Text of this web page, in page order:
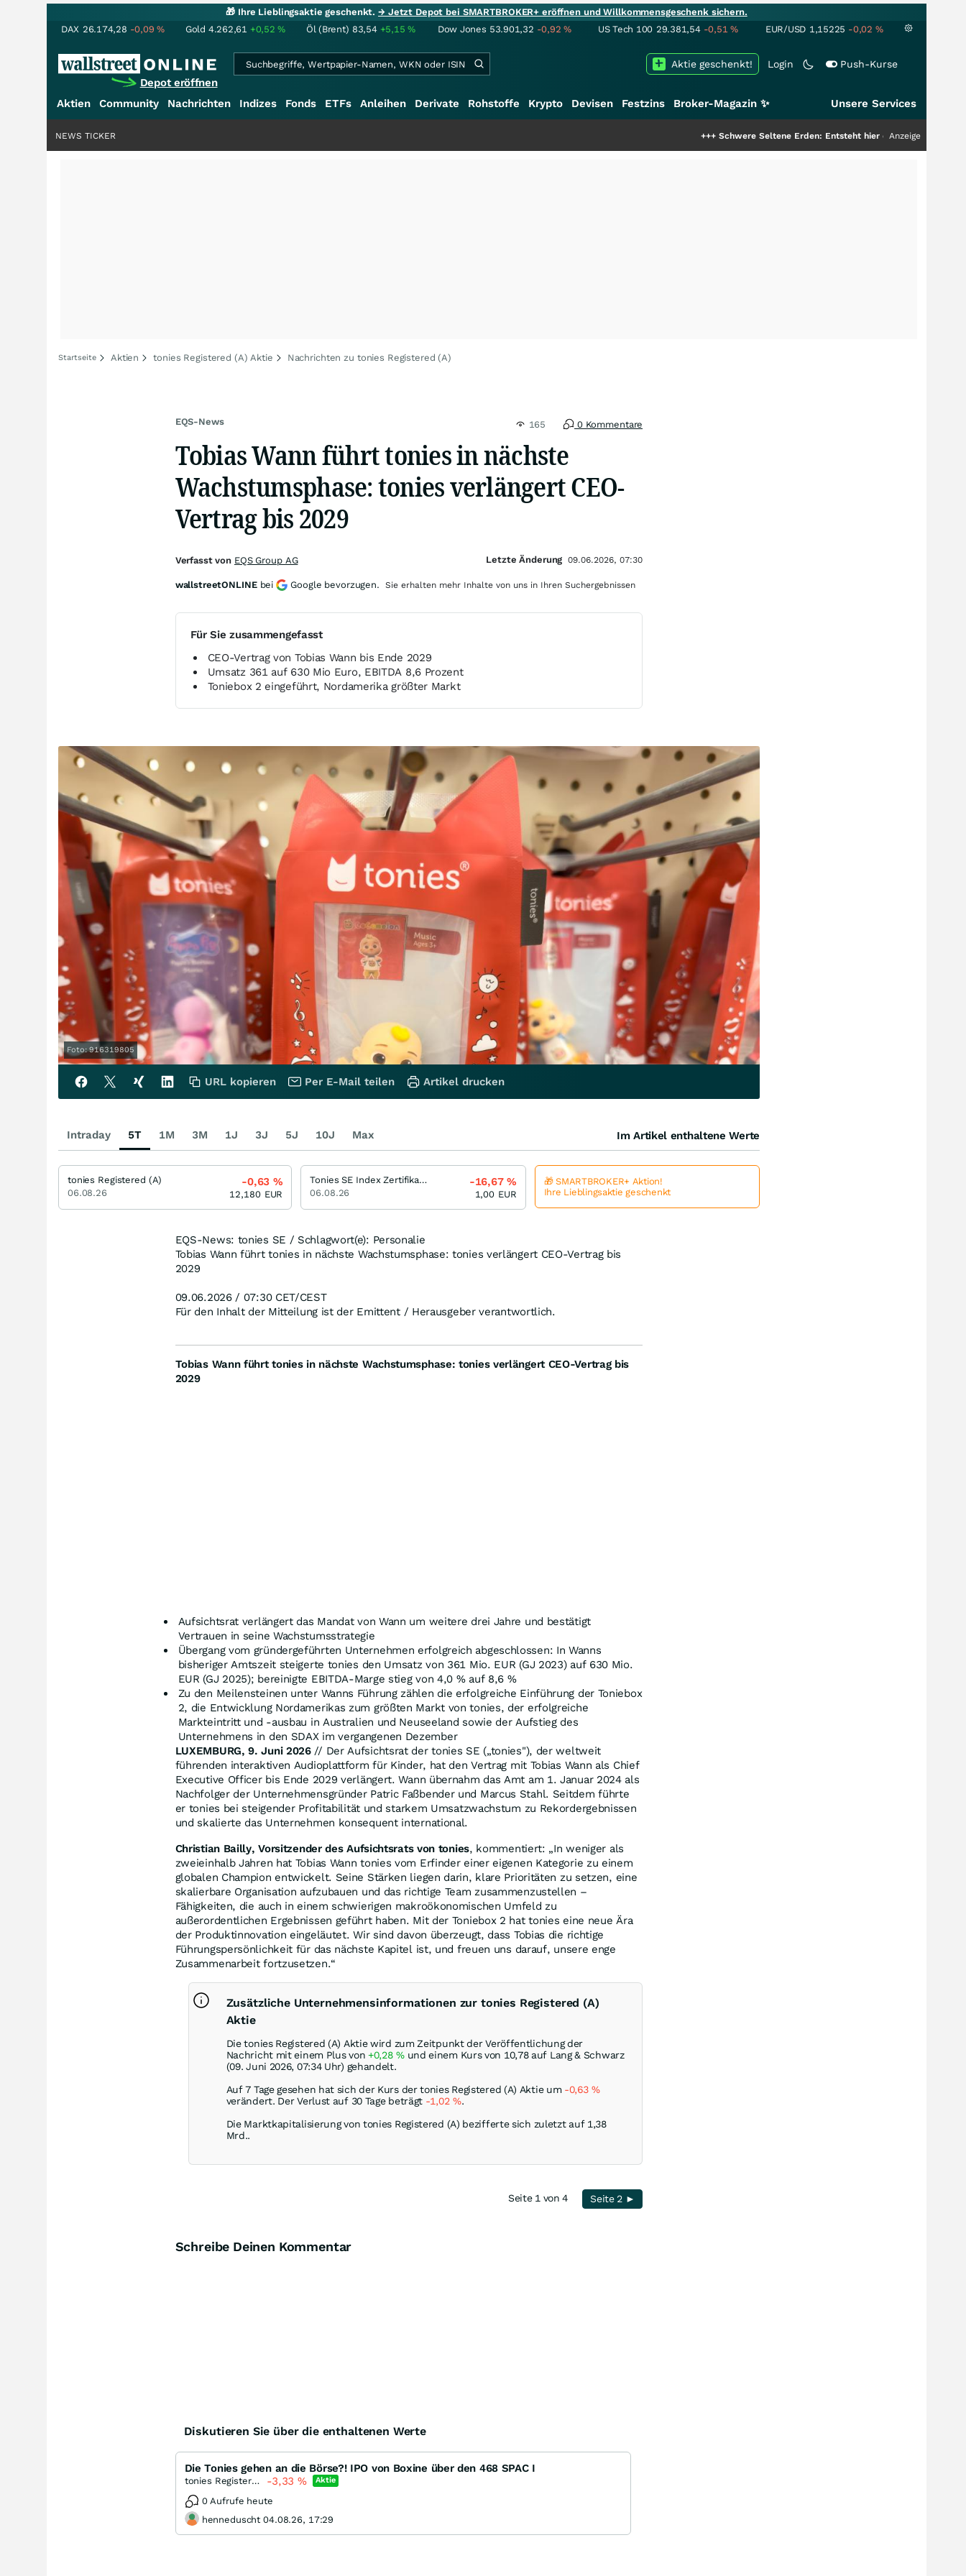
🎁 Ihre Lieblingsaktie geschenkt.→ Jetzt Depot bei SMARTBROKER+ eröffnen und Willkommensgeschenk sichern.
DAX 26.174,28 -0,09% Gold 4.262,61 +0,52% Öl (Brent) 83,54 +5,15% Dow Jones 53.901,32 -0,92% US Tech 100 29.381,54 -0,51% EUR/USD 1,15225 -0,02 %
Depot eröffnen
Login Push-Kurse
Aktie geschenkt!
Aktien Community Nachrichten Indizes Fonds ETFs Anleihen Derivate Rohstoffe Krypto Devisen Festzins Broker-Magazin ✨ Unsere Services
Schwere Seltene Erden: Entsteht hier die nächste Milliardenstory?
Anzeige
NEWS TICKER
Startseite Aktien tonies Registered (A) Aktie Nachrichten zu tonies Registered (A)
EQS-News 165 0 Kommentare
Tobias Wann führt tonies in nächste
Wachstumsphase: tonies verlängert CEO-
Vertrag bis 2029
Für Sie zusammengefasst
CEO-Vertrag von Tobias Wann bis Ende 2029
Umsatz 361 auf 630 Mio Euro, EBITDA 8,6 Prozent
Toniebox 2 eingeführt, Nordamerika größter Markt
Foto: 916319805
EQS-News: tonies SE / Schlagwort(e): Personalie
Tobias Wann führt tonies in nächste Wachstumsphase: tonies verlängert CEO-Vertrag bis
2029
09.06.2026 / 07:30 CET/CEST
Für den Inhalt der Mitteilung ist der Emittent / Herausgeber verantwortlich.
Tobias Wann führt tonies in nächste Wachstumsphase: tonies verlängert CEO-Vertrag bis
2029
Aufsichtsrat verlängert das Mandat von Wann um weitere drei Jahre und bestätigt
Vertrauen in seine Wachstumsstrategie
Übergang vom gründergeführten Unternehmen erfolgreich abgeschlossen: In Wanns
bisheriger Amtszeit steigerte tonies den Umsatz von 361 Mio. EUR (GJ 2023) auf 630 Mio.
EUR (GJ 2025); bereinigte EBITDA-Marge stieg von 4,0 % auf 8,6 %
Zu den Meilensteinen unter Wanns Führung zählen die erfolgreiche Einführung der Toniebox
2, die Entwicklung Nordamerikas zum größten Markt von tonies, der erfolgreiche
Markteintritt und -ausbau in Australien und Neuseeland sowie der Aufstieg des
Unternehmens in den SDAX im vergangenen Dezember
LUXEMBURG, 9. Juni 2026// Der Aufsichtsrat der tonies SE („tonies"), der weltweit
führenden interaktiven Audioplattform für Kinder, hat den Vertrag mit Tobias Wann als Chief
Executive Officer bis Ende 2029 verlängert. Wann übernahm das Amt am 1. Januar 2024 als
Nachfolger der Unternehmensgründer Patric Faßbender und Marcus Stahl. Seitdem führte
er tonies bei steigender Profitabilität und starkem Umsatzwachstum zu Rekordergebnissen
und skalierte das Unternehmen konsequent international.
Christian Bailly, Vorsitzender des Aufsichtsrats von tonies, kommentiert: „In weniger als
zweieinhalb Jahren hat Tobias Wann tonies vom Erfinder einer eigenen Kategorie zu einem
globalen Champion entwickelt. Seine Stärken liegen darin, klare Prioritäten zu setzen, eine
skalierbare Organisation aufzubauen und das richtige Team zusammenzustellen –
Fähigkeiten, die auch in einem schwierigen makroökonomischen Umfeld zu
außerordentlichen Ergebnissen geführt haben. Mit der Toniebox 2 hat tonies eine neue Ära
der Produktinnovation eingeläutet. Wir sind davon überzeugt, dass Tobias die richtige
Führungspersönlichkeit für das nächste Kapitel ist, und freuen uns darauf, unsere enge
Zusammenarbeit fortzusetzen.“
Zusätzliche Unternehmensinformationen zur tonies Registered (A)
Aktie
Die tonies Registered (A) Aktie wird zum Zeitpunkt der Veröffentlichung der
Nachricht mit einem Plus von +0,28%und einem Kurs von 10,78 auf Lang & Schwarz
(09. Juni 2026, 07:34 Uhr) gehandelt.
Auf 7 Tage gesehen hat sich der Kurs der tonies Registered (A) Aktie um -0,63%
verändert. Der Verlust auf 30 Tage beträgt -1,02 %.
Die Marktkapitalisierung von tonies Registered (A) bezifferte sich zuletzt auf 1,38
Mrd..
Seite 1 von 4 Seite 2 ►
Schreibe Deinen Kommentar
Diskutieren Sie über die enthaltenen Werte
Die Tonies gehen an die Börse?! IPO von Boxine über den 468 SPAC I
tonies Registered (A) -3,33 % Aktie
0 Aufrufe heute
henneduscht 04.08.26, 17:29
Verfasst von EQS Group AG Letzte Änderung 09.06.2026, 07:30
wallstreetONLINE bei Google bevorzugen. Sie erhalten mehr Inhalte von uns in Ihren Suchergebnissen
URL kopieren Per E-Mail teilen Artikel drucken
Intraday 5T 1M 3M 1J 3J 5J 10J Max Im Artikel enthaltene Werte
tonies Registered (A)
06.08.26
-0,63 %
12,180 EUR
Tonies SE Index Zertifikat bis 2026/11 (SON)
06.08.26
-16,67 %
1,00 EUR
🎁 SMARTBROKER+ Aktion!
Ihre Lieblingsaktie geschenkt